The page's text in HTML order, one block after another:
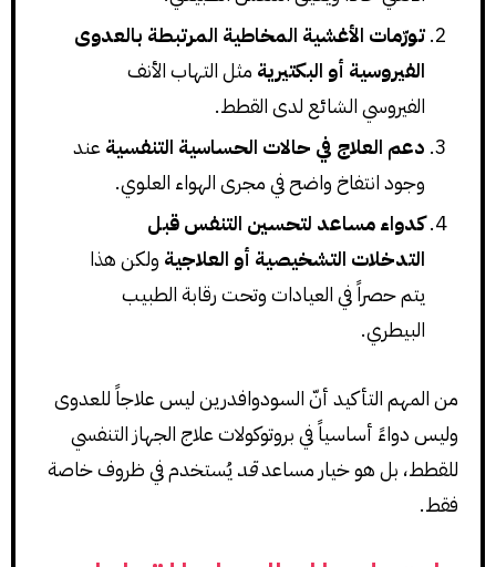
تورّمات الأغشية المخاطية المرتبطة بالعدوى
الفيروسية أو البكتيرية مثل التهاب الأنف
الفيروسي الشائع لدى القطط.
دعم العلاج في حالات الحساسية التنفسيةعند
وجود انتفاخ واضح في مجرى الهواء العلوي.
كدواء مساعد لتحسين التنفس قبل
التدخلات التشخيصية أو العلاجية ولكن هذا
يتم حصراً في العيادات وتحت رقابة الطبيب
البيطري.
من المهم التأكيد أنّ السودوافدرين ليس علاجاً للعدوى
وليس دواءً أساسياً في بروتوكولات علاج الجهاز التنفسي
للقطط، بل هو خيار مساعدقد يُستخدم في ظروف خاصة
فقط.